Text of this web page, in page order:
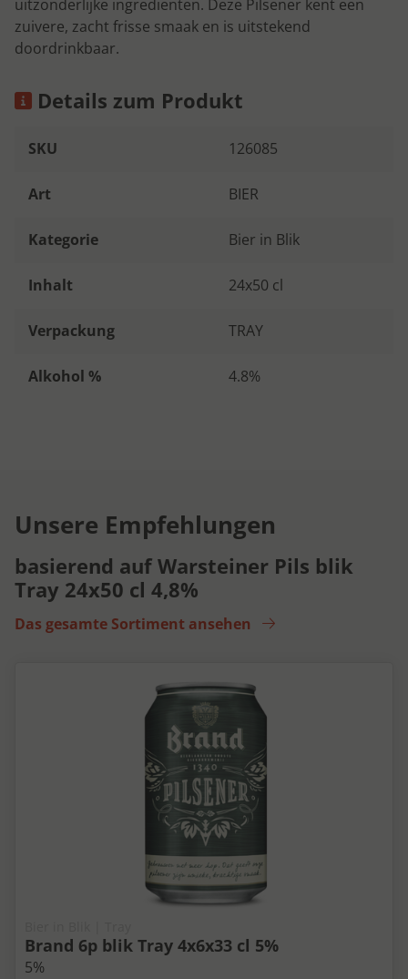
uitzonderlijke ingredienten. Deze Pilsener kent een
zuivere, zacht frisse smaak en is uitstekend
doordrinkbaar.
Details zum Produkt
SKU 126085
Art BIER
Kategorie Bier in Blik
Inhalt 24x50 cl
Verpackung TRAY
Alkohol % 4.8%
Unsere Empfehlungen
basierend auf Warsteiner Pils blik
Tray 24x50 cl 4,8%
Das gesamte Sortiment ansehen
Brand 6p blik Tray 4x6x33 cl 5%
5%